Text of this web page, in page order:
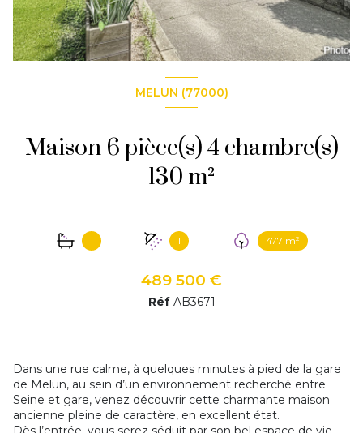
MELUN (77000)
Maison 6 pièce(s) 4 chambre(s)
130 m²
1 1 477 m²
489 500 €
Réf AB3671
Dans une rue calme, à quelques minutes à pied de la gare
de Melun, au sein d’un environnement recherché entre
Seine et gare, venez découvrir cette charmante maison
ancienne pleine de caractère, en excellent état.
Dès l’entrée, vous serez séduit par son bel espace de vie